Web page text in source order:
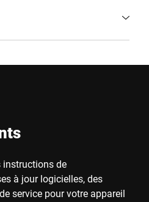
instructions de
à jour logicielles, des
service pour votre appareil